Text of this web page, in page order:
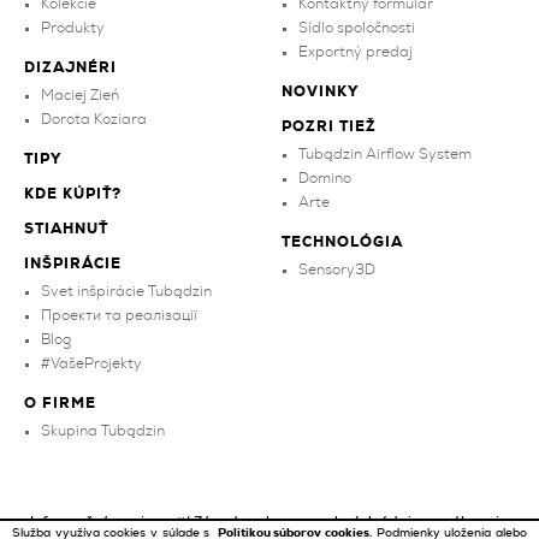
Služba využíva cookies v súlade s Politikou súborov cookies. Podmienky uloženia alebo
Kolekcie
Produkty
DIZAJNÉRI
Maciej Zień
Dorota Koziara
TIPY
KDE KÚPIŤ?
STIAHNUŤ
INŠPIRÁCIE
Svet inšpirácie Tubądzin
Проекти та реалізації
Blog
#VašeProjekty
O FIRME
Skupina Tubądzin
Kontaktný formulár
Sídlo spoločnosti
Exportný predaj
NOVINKY
POZRI TIEŽ
Tubądzin Airflow System
Domino
Arte
TECHNOLÓGIA
Sensory3D
Informačná povinnosť|Zásady ochrany osobných údajov a súkromia